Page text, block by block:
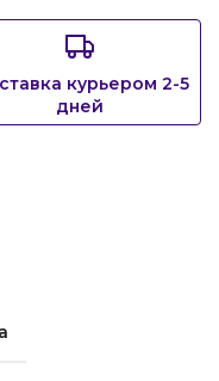
курьером 2-5
дней